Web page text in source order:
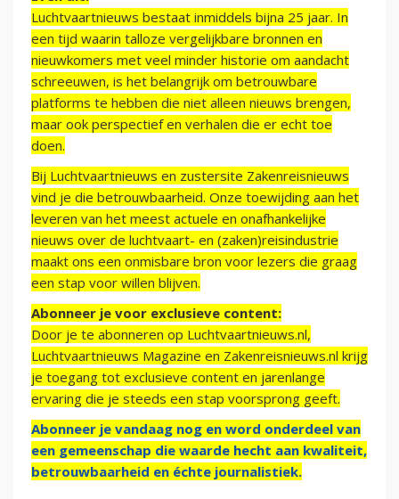
Luchtvaartnieuws bestaat inmiddels bijna 25 jaar. In
een tijd waarin talloze vergelijkbare bronnen en
nieuwkomers met veel minder historie om aandacht
schreeuwen, is het belangrijk om betrouwbare
platforms te hebben die niet alleen nieuws brengen,
maar ook perspectief en verhalen die er echt toe
doen.
Bij Luchtvaartnieuws en zustersite Zakenreisnieuws
vind je die betrouwbaarheid. Onze toewijding aan het
leveren van het meest actuele en onafhankelijke
nieuws over de luchtvaart- en (zaken)reisindustrie
maakt ons een onmisbare bron voor lezers die graag
een stap voor willen blijven.
Abonneer je voor exclusieve content:
Door je te abonneren op Luchtvaartnieuws.nl,
Luchtvaartnieuws Magazine en Zakenreisnieuws.nl krijg
je toegang tot exclusieve content en jarenlange
ervaring die je steeds een stap voorsprong geeft.
Abonneer je vandaag nog en word onderdeel van
een gemeenschap die waarde hecht aan kwaliteit,
betrouwbaarheid en échte journalistiek.